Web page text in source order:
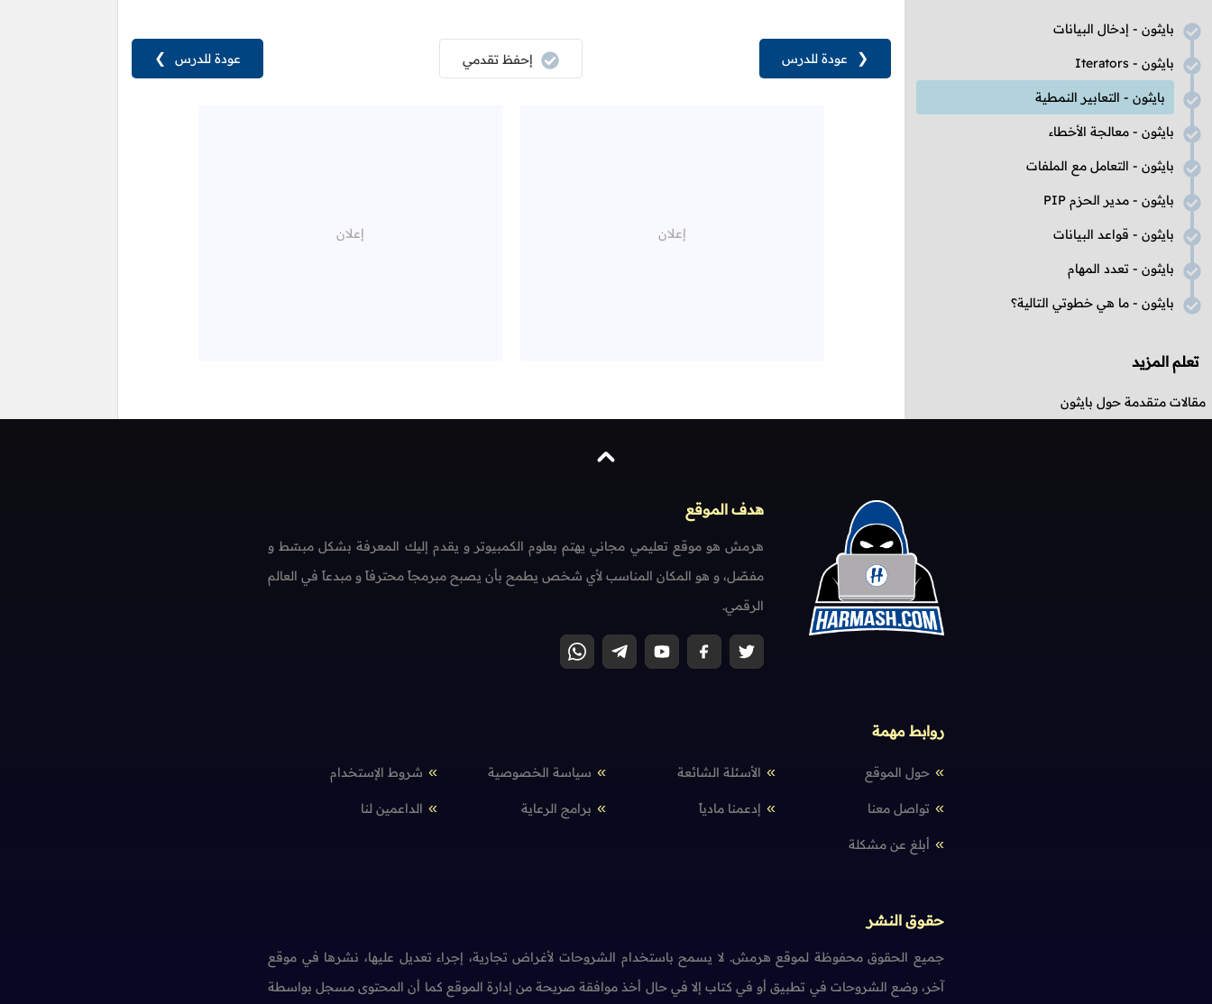
بايثون - إدخال البيانات
بايثون - Iterators
بايثون - التعابير النمطية
بايثون - معالجة الأخطاء
بايثون - التعامل مع الملفات
بايثون - مدير الحزم PIP
بايثون - قواعد البيانات
بايثون - تعدد المهام
بايثون - ما هي خطوتي التالية؟
تعلم المزيد
مقالات متقدمة حول بايثون
عودة للدرس ❯ إحفظ تقدمي ❮ عودة للدرس
هدف الموقع
هرمش هو موقع تعليمي مجاني يهتم بعلوم الكمبيوتر و يقدم إليك المعرفة بشكل مبسّط و
مفصّل، و هو المكان المناسب لأي شخص يطمح بأن يصبح مبرمجاً محترفاً و مبدعاً في العالم
الرقمي.
روابط مهمة
حول الموقع الأسئلة الشائعة سياسة الخصوصية شروط الإستخدام
تواصل معنا إدعمنا مادياً برامج الرعاية الداعمين لنا
أبلغ عن مشكلة
حقوق النشر
جميع الحقوق محفوظة لموقع هرمش. لا يسمح باستخدام الشروحات لأغراض تجارية، إجراء تعديل عليها، نشرها في موقع
آخر، وضع الشروحات في تطبيق أو في كتاب إلا في حال أخذ موافقة صريحة من إدارة الموقع كما أن المحتوى مسجل بواسطة